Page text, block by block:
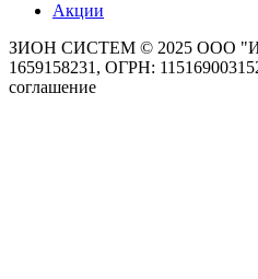
Акции
ЗИОН СИСТЕМ © 2025 ООО
1659158231, ОГРН:
соглашение